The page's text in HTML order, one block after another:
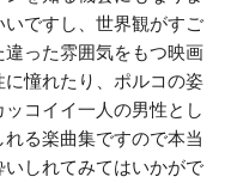
ですし、世界観がすご
違った雰囲気をもつ映画
憧れたり、ポルコの姿
コイイ一人の男性とし
る楽曲集ですので本当
しれてみてはいかがで